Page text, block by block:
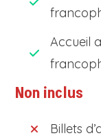
Accueil
Non inclus
Billets